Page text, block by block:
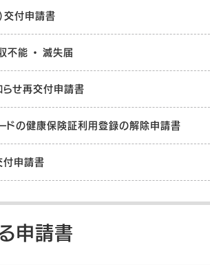
交付申請書
不能 ・ 滅失届
せ再交付申請書
ドの健康保険証利用登録の解除申請書
付申請書
申請書